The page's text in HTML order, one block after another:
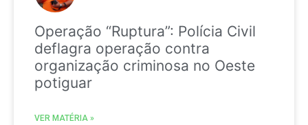
Operação “Ruptura”: Polícia Civil
deflagra operação contra
organização criminosa no Oeste
potiguar
VER MATÉRIA »